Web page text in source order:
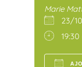
Marie
23/
19:30